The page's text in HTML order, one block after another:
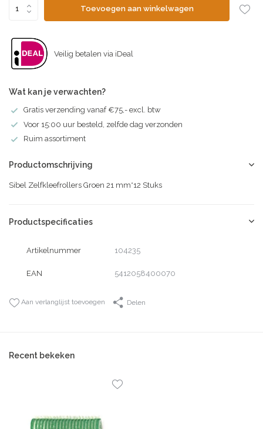
Toevoegen aan winkelwagen
Veilig betalen via iDeal
Wat kan je verwachten?
Gratis verzending vanaf €75,- excl. btw
Voor 15:00 uur besteld, zelfde dag verzonden
Ruim assortiment
Productomschrijving
Sibel Zelfkleefrollers Groen 21 mm*12 Stuks
Productspecificaties
Artikelnummer 104235
EAN 5412058400070
Aan verlanglijst toevoegen Delen
Recent bekeken